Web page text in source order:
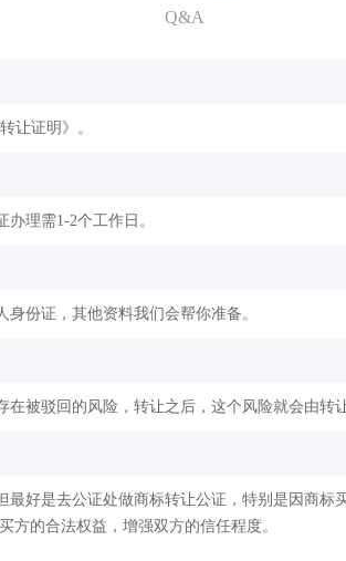
Q&A
让证明》。
理需1-2个工作日。
份证，其他资料我们会帮你准备。
被驳回的风险，转让之后，这个风险就会由转
好是去公证处做商标转让公证，特别是因商标
方的合法权益，增强双方的信任程度。